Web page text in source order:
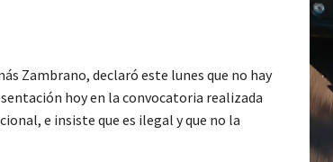
Zambrano, declaró este lunes que no hay
hoy en la convocatoria realizada
e insiste que es ilegal y que no la